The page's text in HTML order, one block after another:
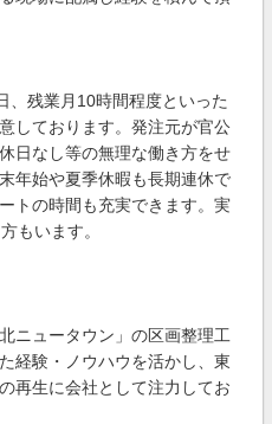
、残業月10時間程度といった
しております。発注元が官公
日なし等の無理な働き方をせ
年始や夏季休暇も長期連休で
トの時間も充実できます。実
もいます。
ニュータウン」の区画整理工
経験・ノウハウを活かし、東
再生に会社として注力してお